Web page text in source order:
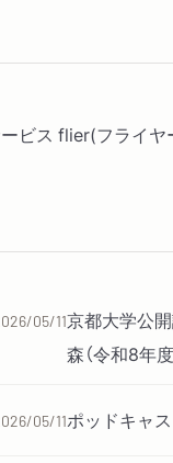
ービス flier(フラ
05/11京都大学公
森（令和8年度
05/11ポッドキャス